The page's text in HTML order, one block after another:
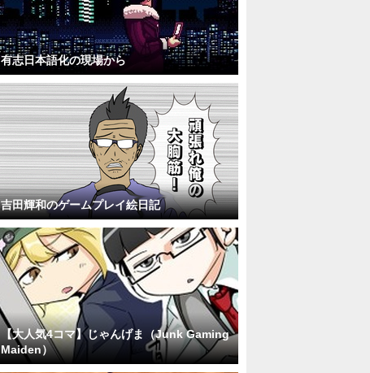
有志日本語化の現場から
吉田輝和のゲームプレイ絵日記
【大人気4コマ】じゃんげま（Junk Gaming
Maiden）